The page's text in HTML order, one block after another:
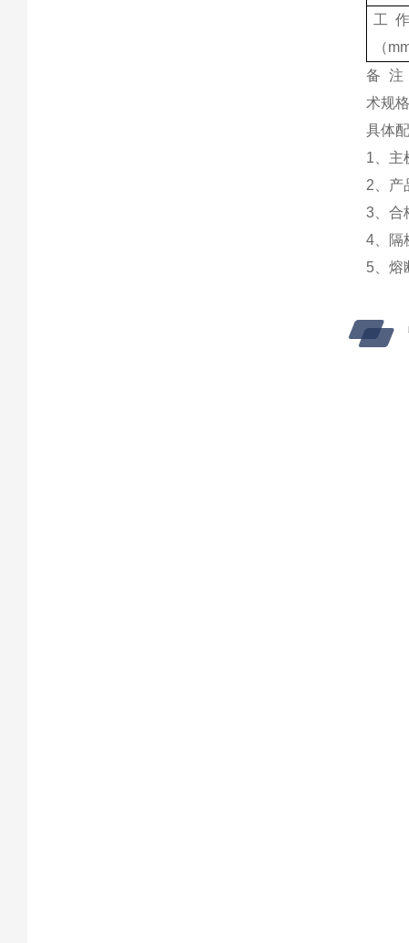
工
（
备 注
术规
具体
1、主
2、产
3、合
4、隔
5、熔